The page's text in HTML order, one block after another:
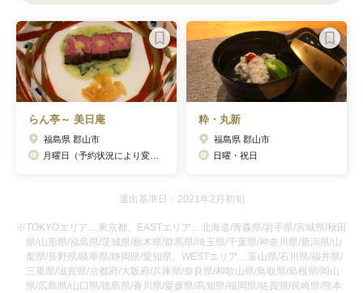
らん亭～ 美日庵
福島県 郡山市
粋・丸新
福島県 郡山市
日曜・祝日
選出基準日：2021年2月初旬
※TOKYOエリア…東京都、EASTエリア…北海道/青森県/岩手県/宮城県/秋田
県/山形県/福島県/茨城県/栃木県/群馬県/埼玉県/千葉県/神奈川県/新潟県/山
梨県/長野県/岐阜県/静岡県/愛知県、WESTエリア…富山県/石川県/福井県/
三重県/滋賀県/京都府/大阪府/兵庫県/奈良県/和歌山県/鳥取県/島根県/岡山
県/広島県/山口県/徳島県/香川県/愛媛県/高知県/福岡県/佐賀県/長崎県/熊本